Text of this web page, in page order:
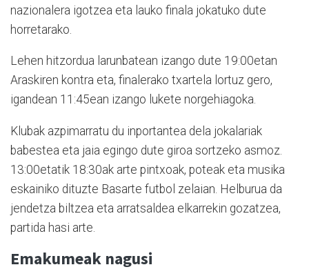
nazionalera igotzea eta lauko finala jokatuko dute
horretarako.
Lehen hitzordua larunbatean izango dute 19:00etan
Araskiren kontra eta, finalerako txartela lortuz gero,
igandean 11:45ean izango lukete norgehiagoka.
Klubak azpimarratu du inportantea dela jokalariak
babestea eta jaia egingo dute giroa sortzeko asmoz.
13:00etatik 18:30ak arte pintxoak, poteak eta musika
eskainiko dituzte Basarte futbol zelaian. Helburua da
jendetza biltzea eta arratsaldea elkarrekin gozatzea,
partida hasi arte.
Emakumeak nagusi